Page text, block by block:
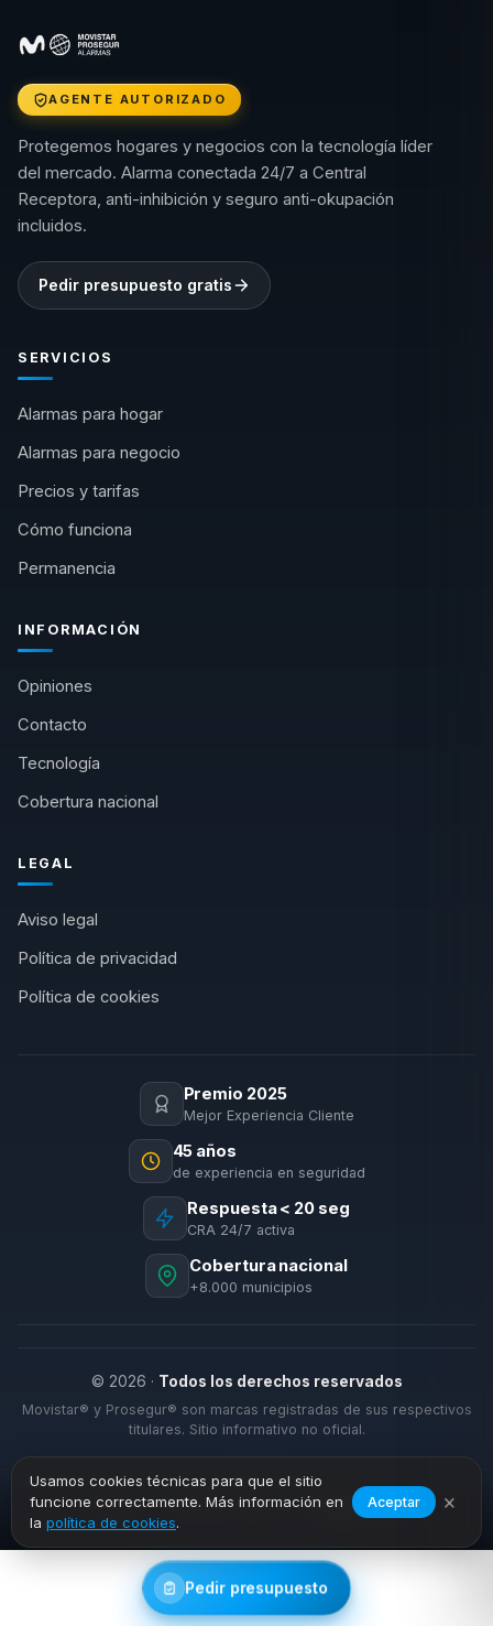
Pedir presupuesto
Usamos cookies técnicas para que el sitio
funcione correctamente. Más información en
la política de cookies.
Aceptar ×
AGENTE AUTORIZADO
Protegemos hogares y negocios con la tecnología líder
del mercado. Alarma conectada 24/7 a Central
Receptora, anti-inhibición y seguro anti-okupación
incluidos.
Pedir presupuesto gratis
SERVICIOS
Alarmas para hogar
Alarmas para negocio
Precios y tarifas
Cómo funciona
Permanencia
INFORMACIÓN
Opiniones
Contacto
Tecnología
Cobertura nacional
LEGAL
Aviso legal
Política de privacidad
Política de cookies
Premio 2025
Mejor Experiencia Cliente
45 años
de experiencia en seguridad
Respuesta < 20 seg
CRA 24/7 activa
Cobertura nacional
+8.000 municipios
© 2026 · Todos los derechos reservados
Movistar® y Prosegur® son marcas registradas de sus respectivos
titulares. Sitio informativo no oficial.
Inicio › Alarmas Hogar › Algeciras